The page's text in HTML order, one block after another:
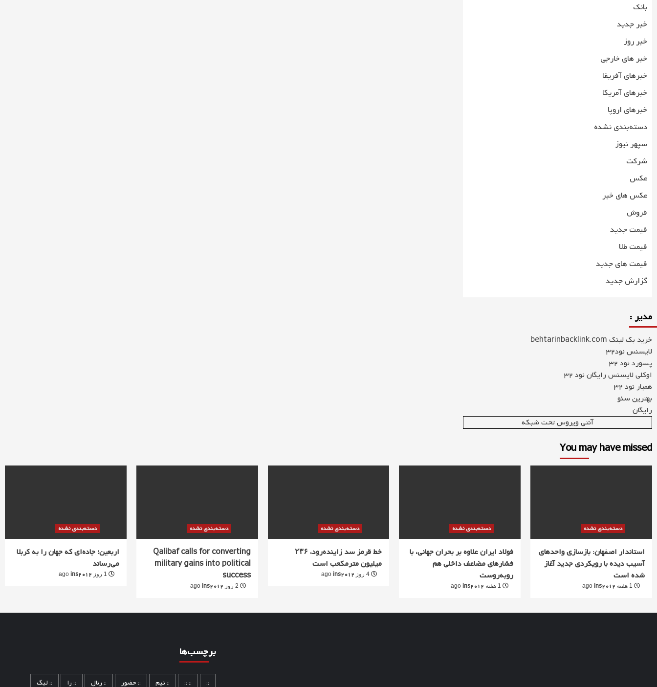
بانک
خبر جدید
خبر روز
خبر های خارجی
خبرهای آفریقا
خبرهای آمریکا
خبرهای اروپا
دسته‌بندی نشده
سپهر نیوز
شرکت
عکس
عکس های خبر
فروش
قیمت جدید
قیمت طلا
قیمت های جدید
گزارش جدید
مدیر :
خرید بک لینک behtarinbacklink.com
لایسنس نود32
پسورد نود 32
اوکلی لایسنس رایگان نود 32
همیار نود 32
بهترین سئو
رایگان
آنتی ویروس تحت شبکه
You may have missed
دسته‌بندی نشده
اربعین؛ جاده‌ای که جهان را به کربلا
می‌رساند
ins2012
دسته‌بندی نشده
Qalibaf calls for converting
military gains into political
success
ins2012
دسته‌بندی نشده
خط قرمز سد زاینده‌رود، ۲۳۶
میلیون مترمکعب است
4 روز ago ins2012
دسته‌بندی نشده
فولاد ایران علاوه بر بحران جهانی، با
فشارهای مضاعف داخلی هم
روبه‌روست
1 هفته ago ins2012
دسته‌بندی نشده
استاندار اصفهان: بازسازی واحدهای
آسیب دیده با رویکردی جدید آغاز
شده است
ins2012
برچسب‌ها
::
:: :: :: تیم :: حضور :: رئال :: را :: لیگ